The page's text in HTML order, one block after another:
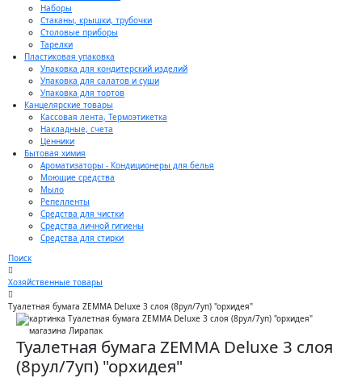
Наборы
Стаканы, крышки, трубочки
Столовые приборы
Тарелки
Пластиковая упаковка
Упаковка для кондитерский изделий
Упаковка для салатов и суши
Упаковка для тортов
Канцелярские товары
Кассовая лента, Термоэтикетка
Накладные, счета
Ценники
Бытовая химия
Ароматизаторы - Кондиционеры для белья
Моющие средства
Мыло
Репелленты
Средства для чистки
Средства личной гигиены
Средства для стирки
Поиск
Хозяйственные товары
Туалетная бумага ZEMMA Deluxe 3 слоя (8рул/7уп) "орхидея"
Туалетная бумага ZEMMA Deluxe 3 слоя
(8рул/7уп) "орхидея"